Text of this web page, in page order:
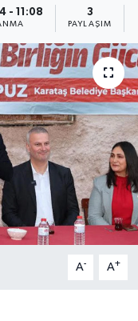
- 11:08 3
PAYLAŞIM
A- A+